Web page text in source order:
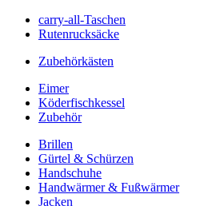
carry-all-Taschen
Rutenrucksäcke
Zubehörkästen
Eimer
Köderfischkessel
Zubehör
Brillen
Gürtel & Schürzen
Handschuhe
Handwärmer & Fußwärmer
Jacken